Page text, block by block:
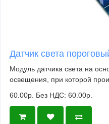
Датчик света
Модуль датчика света на
освещения, при которой
60.00р. Без НДС: 60.00р.